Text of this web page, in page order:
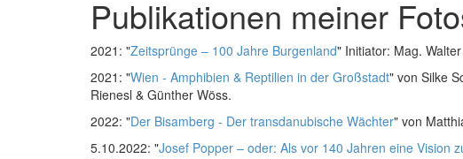
Publikationen meiner
2021: "Zeitsprünge – 100 Jahre Burgenland" Initiator: Mag.
2021: "Wien - Amphibien & Reptilien in der Großstadt" von Silke
Rienesl & Günther Wöss.
2022: "Der Bisamberg - Der transdanubische Wächter" von
5.10.2022: "Josef Popper – oder: Als vor 140 Jahren eine Vision